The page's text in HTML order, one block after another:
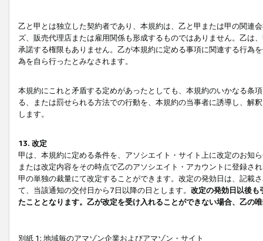
乙と甲とは独立した契約者であり、本規約は、乙と甲または甲の関連
ズ、販売代理店または雇用関係も形成するものではありません。乙は
承諾する権限もありません。乙が本規約に定める事項に関連する行為
為を自ら行ったとみなされます。
本規約にこれと矛盾する定めがあったとしても、本規約のいかなる条
る、または罰せられる方法での行動を、本規約の当事者に誘導し、解
します。
13. 改定
甲は、本規約に定める条件を、アソシエイト・サイト上に改定のお知
または改定内容をその時点で乙のアソシエイト・アカウントに登録さ
甲の単独の裁量にて改定することができます。改定の発効日は、記載
て、当該通知の交付日から7日以降の日とします。 改定の発効日以後も
たこととなります。乙が改定を受け入れることができない場合、乙の
別紙 1: 地域毎のアマゾン企業およびアマゾン・サイト